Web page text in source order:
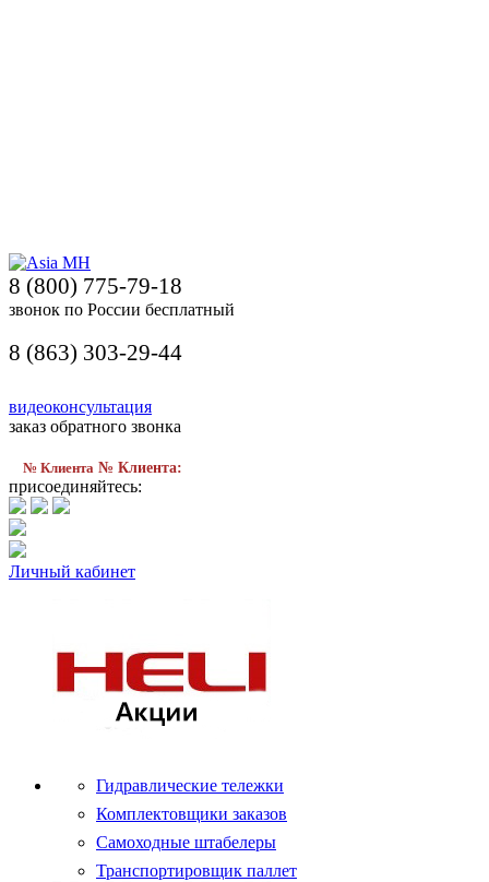
8 (800) 775-79-18
звонок по России бесплатный
8 (863) 303-29-44
видеоконсультация
заказ обратного звонка
№ Клиента № Клиента:
присоединяйтесь:
Личный кабинет
Гидравлические тележки
Комплектовщики заказов
Самоходные штабелеры
Транспортировщик паллет